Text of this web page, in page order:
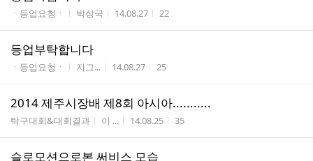
게시판명
ㆍ등업요청ㆍ 작성자
박상국 작성시간
14.08.27 조회수
22
등업부탁합니다
게시판명
ㆍ등업요청ㆍ 작성자
지그... 작성시간
14.08.27 조회수
25
2014 제주시장배 제8회 아시아...........
게시판명
탁구대회&대회결과 작성자
이 ... 작성시간
14.08.25 조회수
35
슬로모션으로본 써비스 모습